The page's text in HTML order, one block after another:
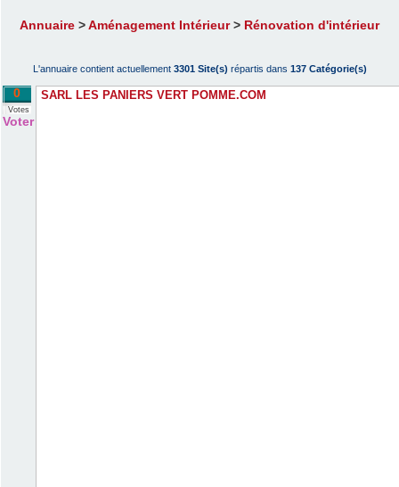
Annuaire >Aménagement Intérieur> Rénovation d'intérieur
L'annuaire contient actuellement 3301 Site(s) répartis dans 137 Catégorie(s)
0
Votes
Voter
SARL LES PANIERS VERT POMME.COM